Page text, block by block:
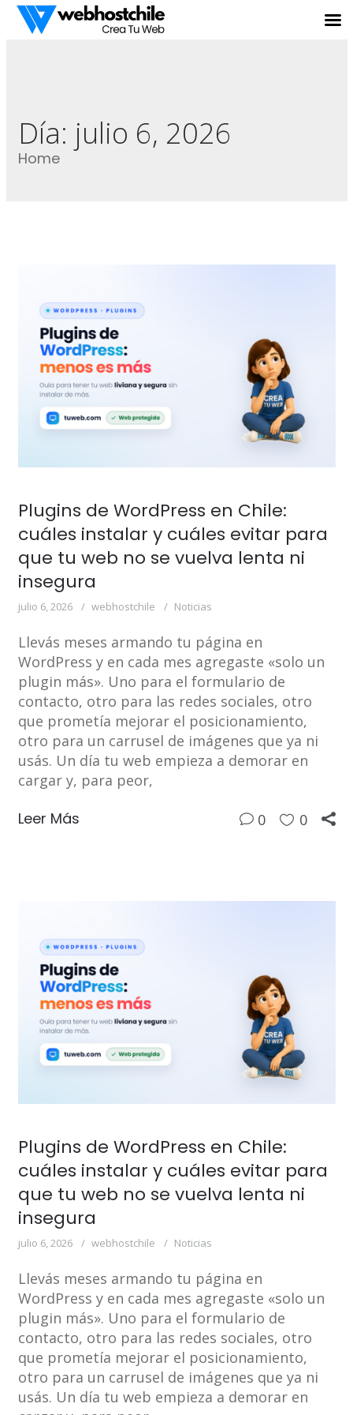
Día: julio 6, 2026
Home
Plugins de WordPress en Chile:
cuáles instalar y cuáles evitar para
que tu web no se vuelva lenta ni
insegura
julio 6, 2026 webhostchile Noticias
Llevás meses armando tu página en
WordPress y en cada mes agregaste «solo un
plugin más». Uno para el formulario de
contacto, otro para las redes sociales, otro
que prometía mejorar el posicionamiento,
otro para un carrusel de imágenes que ya ni
usás. Un día tu web empieza a demorar en
cargar y, para peor,
Leer Más 0 0
Plugins de WordPress en Chile:
cuáles instalar y cuáles evitar para
que tu web no se vuelva lenta ni
insegura
julio 6, 2026 webhostchile Noticias
Llevás meses armando tu página en
WordPress y en cada mes agregaste «solo un
plugin más». Uno para el formulario de
contacto, otro para las redes sociales, otro
que prometía mejorar el posicionamiento,
otro para un carrusel de imágenes que ya ni
usás. Un día tu web empieza a demorar en